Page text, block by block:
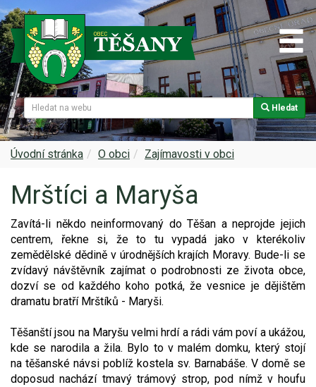
Hledat
Úvodní stránka O obci Zajímavosti v obci
Mrštíci a Maryša
Zavítá-li někdo neinformovaný do Těšan a neprojde jejich
centrem, řekne si, že to tu vypadá jako v kterékoliv
zemědělské dědi­ně v úrodnějších krajích Moravy. Bude-li se
zvídavý návštěvník zajímat o pod­robnosti ze života obce,
dozví se od každého koho potká, že vesnice je dějištěm
dramatu bratří Mrštíků - Maryši.
Těšanští jsou na Maryšu velmi hrdí a rádi vám poví a ukážou,
kde se narodila a žila. Bylo to v malém domku, který stojí
na těšan­ské návsi poblíž kostela sv. Barnabáše. V domě se
doposud nachází tmavý trámový strop, pod nímž v houfu
Naše obec
Z historie
Památky v Těšanech
Zajímavosti v obci
Znak a prapor obce
Virtuální prohlídka
Video - průlet dronem
Naše koně
Úřední deska
Samospráva
Dokumenty obce
Projekty
Matrika
Hlášení rozhlasu
Poruchy, omezení
Mapové služby
Spolky a sdružení
Kultura
Obecní knihovna
Srub
Sport
Ohlédnutí za lety 2015-2019
Okolní obce
Škola
Farnost
Služby, firmy
Zdravotní služby
Foto, video
Rezervační systém obce
Nabídka práce
Smuteční oznámení